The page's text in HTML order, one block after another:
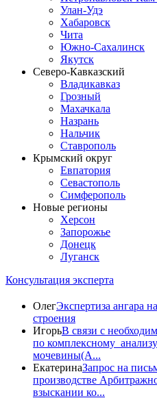
Улан-Удэ
Хабаровск
Чита
Южно-Сахалинск
Якутск
Северо-Кавказский
Владикавказ
Грозный
Махачкала
Назрань
Нальчик
Ставрополь
Крымский округ
Евпатория
Севастополь
Симферополь
Новые регионы
Херсон
Запорожье
Донецк
Луганск
Консультация эксперта
ОлегЭкспертиза ангара
строения
ИгорьВ связи с
по комплексному
мочевины(A...
ЕкатеринаЗапрос на
производстве
взыскании ко...